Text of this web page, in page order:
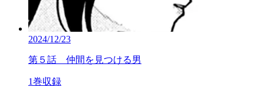
2024/12/23
第５話 仲間を見つける男
1巻収録